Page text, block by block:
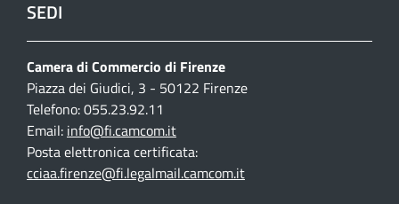
SEDI
Camera di Commercio di Firenze
Piazza dei Giudici, 3 - 50122 Firenze
Telefono: 055.23.92.11
Email: info@fi.camcom.it
Posta elettronica certificata:
cciaa.firenze@fi.legalmail.camcom.it